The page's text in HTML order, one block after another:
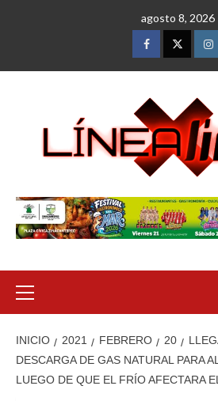
agosto 8, 2026
FacebookTwitter
primario
INICIO 2021 FEBRERO 20
DESCARGA DE GAS NATURAL PARA
LUEGO DE QUE EL FRÍO AFECTARA